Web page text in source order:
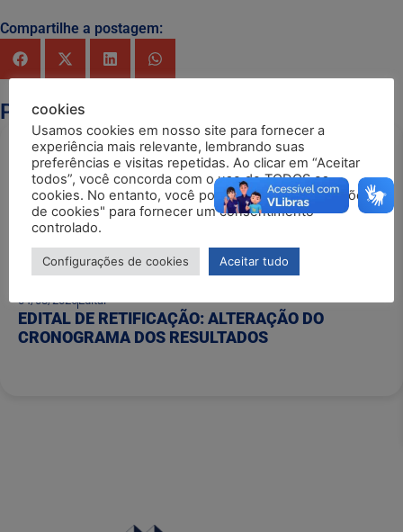
Compartilhe a postagem:
Postagens Relacionadas
04/08/2026Edital
EDITAL DE RETIFICAÇÃO: ALTERAÇÃO DO
CRONOGRAMA DOS RESULTADOS
cookies
Usamos cookies em nosso site para fornecer a
experiência mais relevante, lembrando suas
preferências e visitas repetidas. Ao clicar em “Aceitar
todos”, você concorda com o uso de TODOS os
cookies. No entanto, você pode visitar "Configurações
de cookies" para fornecer um consentimento
controlado.
Configurações de cookies Aceitar tudo